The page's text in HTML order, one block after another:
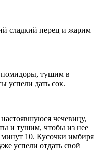
сладкий перец и жарим
помидоры, тушим в
успели дать сок.
чечевицу,
и тушим, чтобы из нее
минут 10. Кусочки имбиря
успели отдать свой